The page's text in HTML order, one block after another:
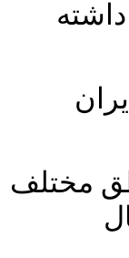
مختلف